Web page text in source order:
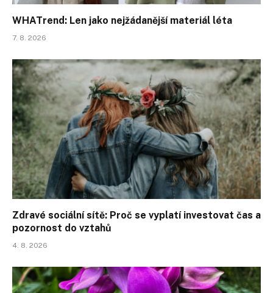
WHATrend: Len jako nejžádanější materiál léta
7. 8. 2026
Zdravé sociální sítě: Proč se vyplatí investovat čas a
pozornost do vztahů
4. 8. 2026